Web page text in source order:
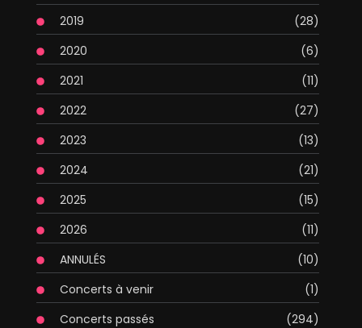
2019
(28)
2020
(6)
2021
(11)
2022
(27)
2023
(13)
2024
(21)
2025
(15)
2026
(11)
ANNULÉS
(10)
Concerts à venir
(1)
Concerts passés
(294)